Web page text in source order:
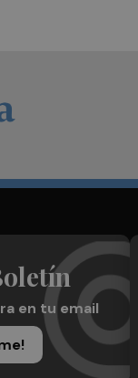
en tu email